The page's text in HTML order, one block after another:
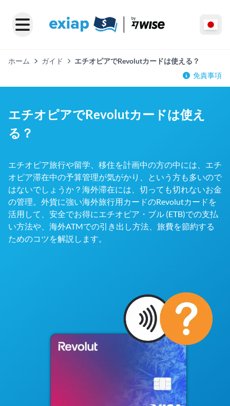
ホーム ガイド
エチオピアでRevolutカードは使える？
免責事項
エチオピアでRevolutカードは使え
る？
エチオピア旅行や留学、移住を計画中の方の中には、エチ
オピア滞在中の予算管理が気がかり、という方も多いので
はないでしょうか？海外滞在には、切っても切れないお金
の管理。外貨に強い海外旅行用カードのRevolutカードを
活用して、安全でお得にエチオピア・ブル (ETB)での支払
い方法や、海外ATMでの引き出し方法、旅費を節約する
ためのコツを解説します。